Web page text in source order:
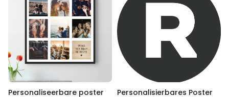
Personaliseerbare poster
Personalisierbares Poster